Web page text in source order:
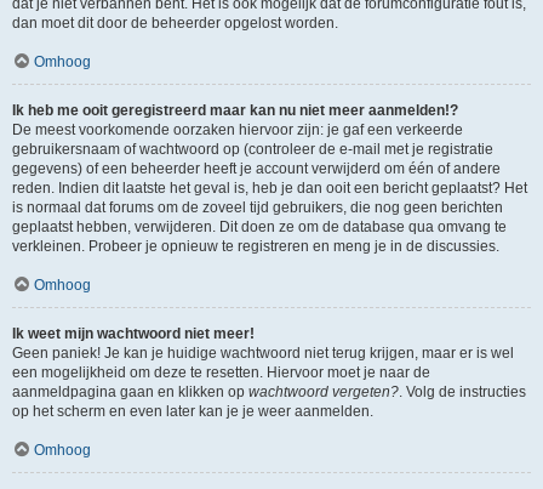
dat je niet verbannen bent. Het is ook mogelijk dat de forumconfiguratie fout is,
dan moet dit door de beheerder opgelost worden.
Omhoog
Ik heb me ooit geregistreerd maar kan nu niet meer aanmelden!?
De meest voorkomende oorzaken hiervoor zijn: je gaf een verkeerde
gebruikersnaam of wachtwoord op (controleer de e-mail met je registratie
gegevens) of een beheerder heeft je account verwijderd om één of andere
reden. Indien dit laatste het geval is, heb je dan ooit een bericht geplaatst? Het
is normaal dat forums om de zoveel tijd gebruikers, die nog geen berichten
geplaatst hebben, verwijderen. Dit doen ze om de database qua omvang te
verkleinen. Probeer je opnieuw te registreren en meng je in de discussies.
Omhoog
Ik weet mijn wachtwoord niet meer!
Geen paniek! Je kan je huidige wachtwoord niet terug krijgen, maar er is wel
een mogelijkheid om deze te resetten. Hiervoor moet je naar de
aanmeldpagina gaan en klikken op wachtwoord vergeten?. Volg de instructies
op het scherm en even later kan je je weer aanmelden.
Omhoog